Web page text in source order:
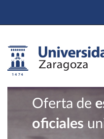
Oferta de
oficiales